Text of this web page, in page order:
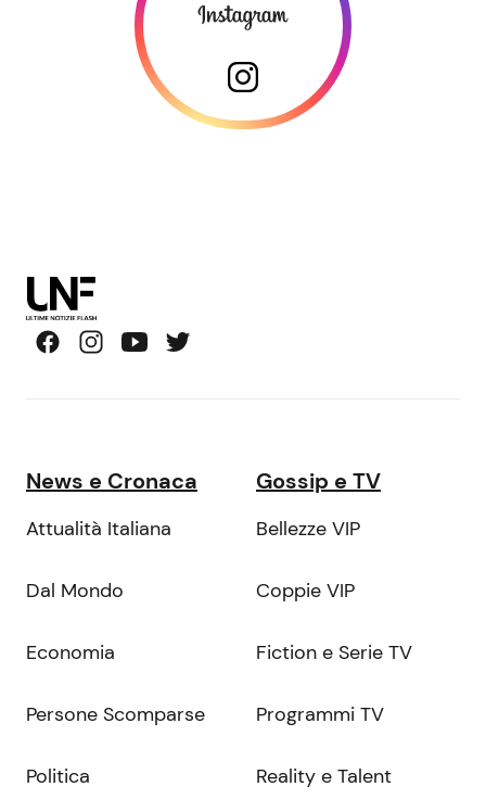
News e Cronaca
Attualità Italiana
Dal Mondo
Economia
Persone Scomparse
Politica
Gossip e TV
Bellezze VIP
Coppie VIP
Fiction e Serie TV
Programmi TV
Reality e Talent